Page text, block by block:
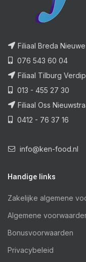
Filiaal Breda
076 543 60 04
Filiaal Tilburg
013 - 455 27 30
Filiaal Oss
0412 - 76 37 16
info@ken-food.nl
Handige links
Zakelijke algemene
Algemene
Bonusvoorwaarden
Privacybeleid